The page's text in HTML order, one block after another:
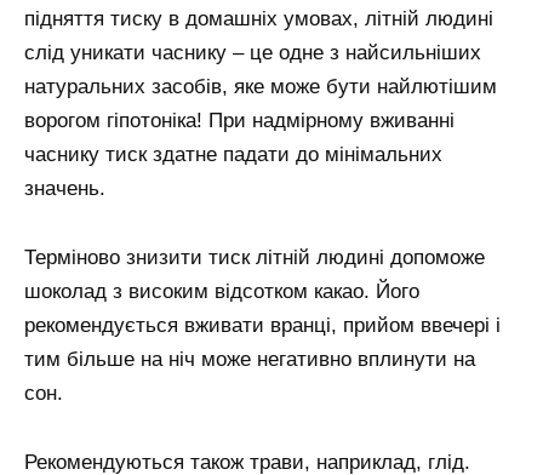
підняття тиску в домашніх умовах, літній людині
слід уникати часнику – це одне з найсильніших
натуральних засобів, яке може бути найлютішим
ворогом гіпотоніка! При надмірному вживанні
часнику тиск здатне падати до мінімальних
значень.
Терміново знизити тиск літній людині допоможе
шоколад з високим відсотком какао. Його
рекомендується вживати вранці, прийом ввечері і
тим більше на ніч може негативно вплинути на
сон.
Рекомендуються також трави, наприклад, глід.